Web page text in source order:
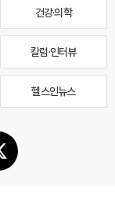
건강·의학
칼럼·인터뷰
헬스인뉴스